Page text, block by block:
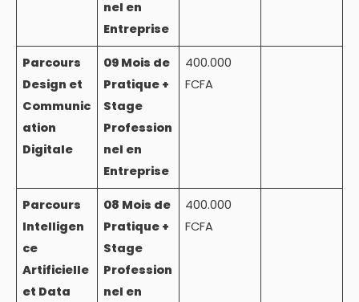
nel en
Entreprise
Parcours
Design et
Communic
ation
Digitale
09 Mois de
Pratique +
Stage
Profession
nel en
Entreprise
400.000
FCFA
Parcours
Intelligen
ce
Artificielle
et Data
08 Mois de
Pratique +
Stage
Profession
nel en
400.000
FCFA